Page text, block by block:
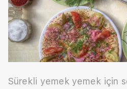
Sürekli yemek yemek için